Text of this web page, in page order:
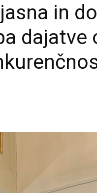
in
dajatve